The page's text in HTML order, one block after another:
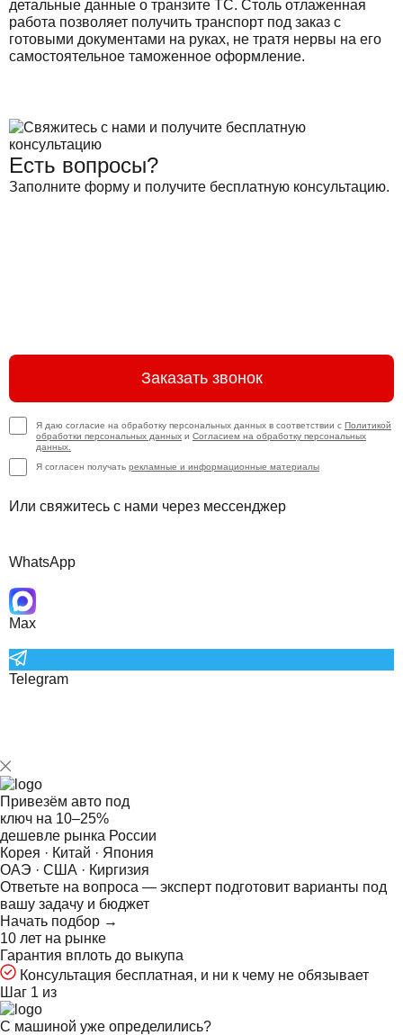
детальные данные о транзите ТС. Столь отлаженная
работа позволяет получить транспорт под заказ с
готовыми документами на руках, не тратя нервы на его
самостоятельное таможенное оформление.
Есть вопросы?
Заполните форму и получите бесплатную консультацию.
Заказать звонок
Я даю согласие на обработку персональных данных в соответствии с Политикой
обработки персональных данных и Согласием на обработку персональных
данных.
Я согласен получать рекламные и информационные материалы
Или свяжитесь с нами через мессенджер
WhatsApp
Max
Telegram
Привезём авто под
ключ на 10–25%
дешевле рынка России
Корея · Китай · Япония
ОАЭ · США · Киргизия
Ответьте на вопроса — эксперт подготовит варианты под
вашу задачу и бюджет
Начать подбор →
10 лет на рынке
Гарантия вплоть до выкупа
Консультация бесплатная, и ни к чему не обязывает
Шаг 1 из
С машиной уже определились?